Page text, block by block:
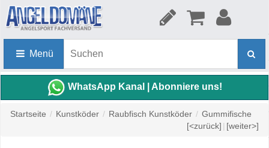
Menü
WhatsApp Kanal | Abonniere uns!
Startseite / Kunstköder / Raubfisch Kunstköder / Gummifische
[<zurück] | [weiter>]